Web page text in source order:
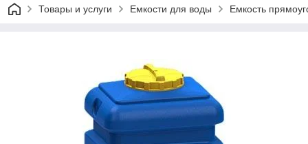
Товары и услуги Емкости для воды Емкость